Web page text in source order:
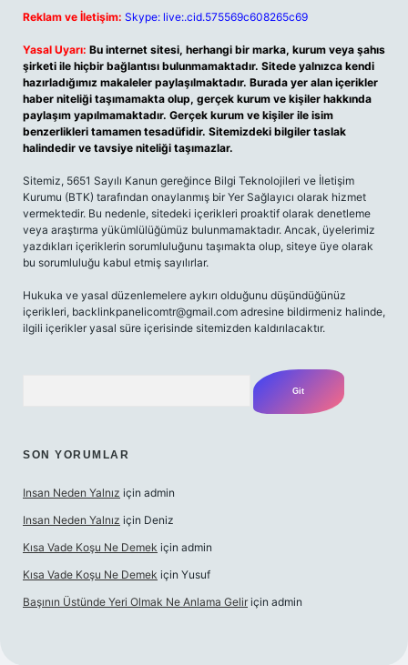
Reklam ve İletişim: Skype: live:.cid.575569c608265c69
Yasal Uyarı: Bu internet sitesi, herhangi bir marka, kurum veya şahıs
şirketi ile hiçbir bağlantısı bulunmamaktadır. Sitede yalnızca kendi
hazırladığımız makaleler paylaşılmaktadır. Burada yer alan içerikler
haber niteliği taşımamakta olup, gerçek kurum ve kişiler hakkında
paylaşım yapılmamaktadır. Gerçek kurum ve kişiler ile isim
benzerlikleri tamamen tesadüfidir. Sitemizdeki bilgiler taslak
halindedir ve tavsiye niteliği taşımazlar.
Sitemiz, 5651 Sayılı Kanun gereğince Bilgi Teknolojileri ve İletişim
Kurumu (BTK) tarafından onaylanmış bir Yer Sağlayıcı olarak hizmet
vermektedir. Bu nedenle, sitedeki içerikleri proaktif olarak denetleme
veya araştırma yükümlülüğümüz bulunmamaktadır. Ancak, üyelerimiz
yazdıkları içeriklerin sorumluluğunu taşımakta olup, siteye üye olarak
bu sorumluluğu kabul etmiş sayılırlar.
Hukuka ve yasal düzenlemelere aykırı olduğunu düşündüğünüz
içerikleri, backlinkpanelicomtr@gmail.com adresine bildirmeniz halinde,
ilgili içerikler yasal süre içerisinde sitemizden kaldırılacaktır.
SON YORUMLAR
Insan Neden Yalnız için admin
Insan Neden Yalnız için Deniz
Kısa Vade Koşu Ne Demek için admin
Kısa Vade Koşu Ne Demek için Yusuf
Başının Üstünde Yeri Olmak Ne Anlama Gelir için admin